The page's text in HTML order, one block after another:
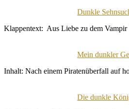
Dunkle
Klappentext: Aus Liebe zu dem
Mein dunkler
Inhalt: Nach einem Piratenüberfall auf
Die dunkle